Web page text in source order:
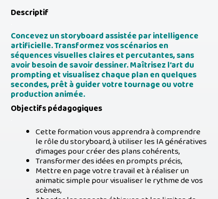
Descriptif
Concevez un storyboard assistée par intelligence
artificielle. Transformez vos scénarios en
séquences visuelles claires et percutantes, sans
avoir besoin de savoir dessiner. Maîtrisez l’art du
prompting et visualisez chaque plan en quelques
secondes, prêt à guider votre tournage ou votre
production animée.
Objectifs pédagogiques
Cette formation vous apprendra à comprendre
le rôle du storyboard, à utiliser les IA génératives
d’images pour créer des plans cohérents,
Transformer des idées en prompts précis,
Mettre en page votre travail et à réaliser un
animatic simple pour visualiser le rythme de vos
scènes,